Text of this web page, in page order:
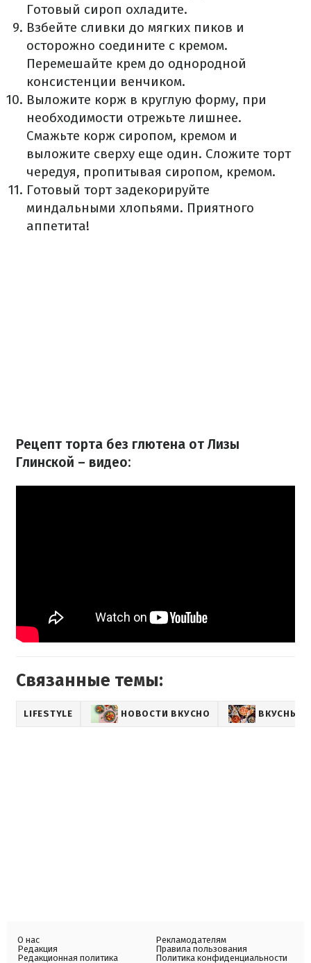
Готовый сироп охладите.
Взбейте сливки до мягких пиков и
осторожно соедините с кремом.
Перемешайте крем до однородной
консистенции венчиком.
Выложите корж в круглую форму, при
необходимости отрежьте лишнее.
Смажьте корж сиропом, кремом и
выложите сверху еще один. Сложите торт
чередуя, пропитывая сиропом, кремом.
Готовый торт задекорируйте
миндальными хлопьями. Приятного
аппетита!
Рецепт торта без глютена от Лизы
Глинской – видео:
Связанные темы:
LIFESTYLE НОВОСТИ ВКУСНО ВКУСНЫЕ
О нас
Редакция
Редакционная политика
Рекламодателям
Правила пользования
Политика конфиденциальности